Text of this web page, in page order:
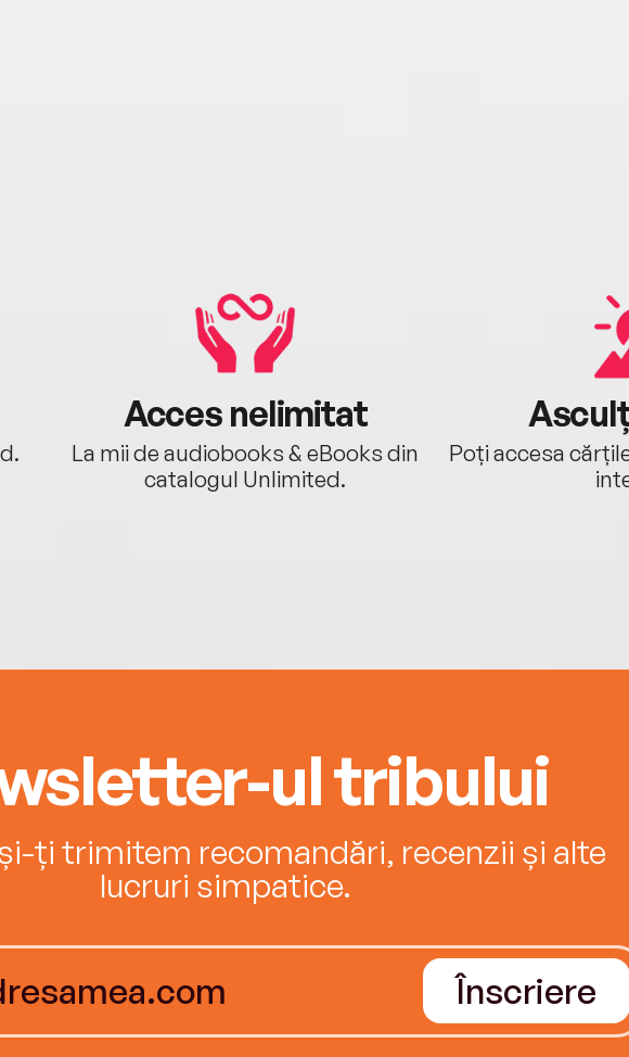
Acces nelimitat
La mii de audiobooks & eBooks din
catalogul Unlimited.
Poți accesa
ul tribului
ți trimitem recomandări, recenzii și alte
lucruri simpatice.
Înscriere